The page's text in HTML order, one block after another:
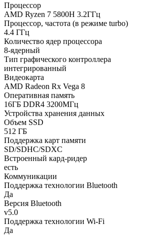
Процессор
AMD Ryzen 7 5800H 3.2ГГц
Процессор, частота (в режиме turbo)
4.4 ГГц
Количество ядер процессора
8-ядерный
Тип графического контроллера
интегрированный
Видеокарта
AMD Radeon Rx Vega 8
Оперативная память
16ГБ DDR4 3200МГц
Устройства хранения данных
Объем SSD
512 ГБ
Поддержка карт памяти
SD/SDHC/SDXC
Встроенный кард-ридер
есть
Коммуникации
Поддержка технологии Bluetooth
Да
Версия Bluetooth
v5.0
Поддержка технологии Wi-Fi
Да